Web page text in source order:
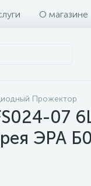
О магазине
Прожектор
07
ЭРА